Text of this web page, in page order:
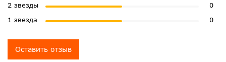
2 звезды
0
1 звезда
0
Оставить отзыв